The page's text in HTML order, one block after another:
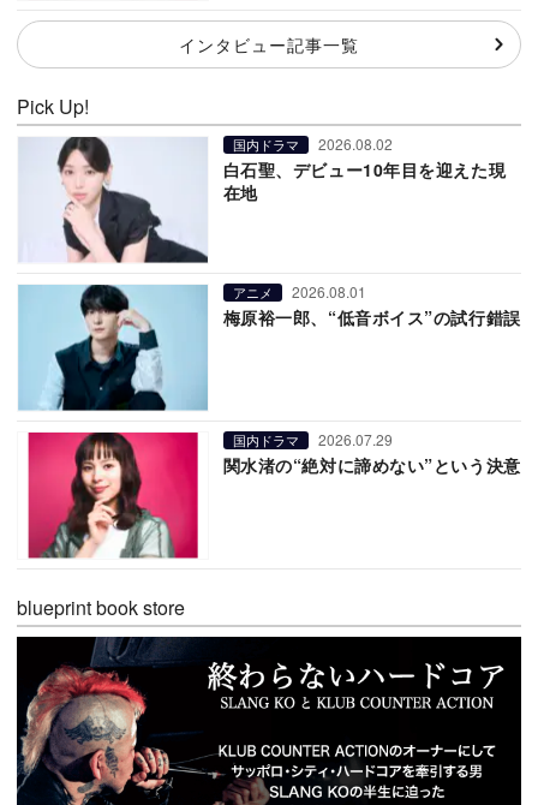
インタビュー記事一覧
Pick Up!
国内ドラマ 2026.08.02
白石聖、デビュー10年目を迎えた現
在地
アニメ 2026.08.01
梅原裕一郎、“低音ボイス”の試行錯誤
国内ドラマ 2026.07.29
関水渚の“絶対に諦めない”という決意
blueprint book store